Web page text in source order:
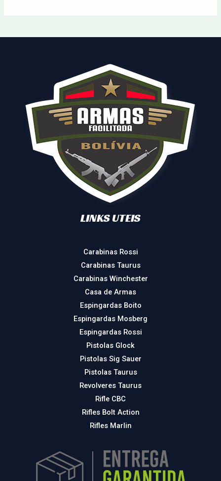
LINKS UTEIS
Carabinas Rossi
Carabinas Taurus
Carabinas Winchester
Casa de Armas
Espingardas Boito
Espingardas Mosberg
Espingardas Rossi
Pistolas Glock
Pistolas Sig Sauer
Pistolas Taurus
Revolveres Taurus
Rifle CBC
Rifles Bolt Action
Rifles Marlin